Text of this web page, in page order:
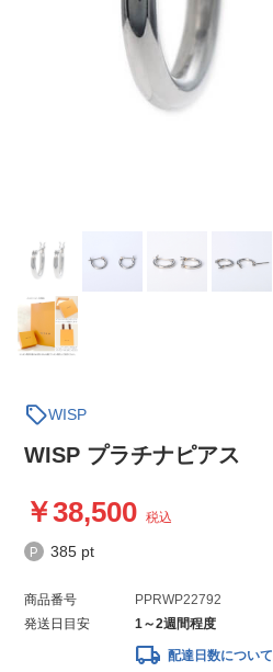
sellWISP
WISP プラチナピアス
38,500 税込
385 pt
商品番号
PPRWP22792
発送日目安
1～2週間程度
local_shipping 配達日数について